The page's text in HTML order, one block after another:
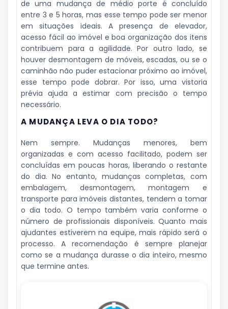
de uma mudança de médio porte é concluído
entre 3 e 5 horas, mas esse tempo pode ser menor
em situações ideais. A presença de elevador,
acesso fácil ao imóvel e boa organização dos itens
contribuem para a agilidade. Por outro lado, se
houver desmontagem de móveis, escadas, ou se o
caminhão não puder estacionar próximo ao imóvel,
esse tempo pode dobrar. Por isso, uma vistoria
prévia ajuda a estimar com precisão o tempo
necessário.
A MUDANÇA LEVA O DIA TODO?
Nem sempre. Mudanças menores, bem
organizadas e com acesso facilitado, podem ser
concluídas em poucas horas, liberando o restante
do dia. No entanto, mudanças completas, com
embalagem, desmontagem, montagem e
transporte para imóveis distantes, tendem a tomar
o dia todo. O tempo também varia conforme o
número de profissionais disponíveis. Quanto mais
ajudantes estiverem na equipe, mais rápido será o
processo. A recomendação é sempre planejar
como se a mudança durasse o dia inteiro, mesmo
que termine antes.